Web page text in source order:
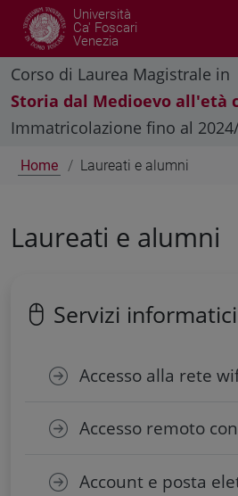
Università
Ca' Foscari
Venezia
Corso di Laurea Magistrale in
Storia dal Medioevo all'età
Immatricolazione fino al
Home Laureati e alumni
Laureati e alumni
Servizi
Accesso alla rete
Accesso remoto
Account e posta